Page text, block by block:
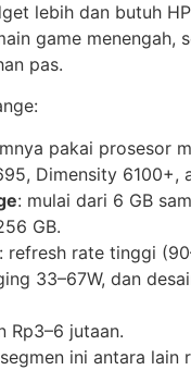
lebih dan butuh
game menengah,
pas.
pakai prosesor
Dimensity 6100+,
: mulai dari 6 GB
GB.
: refresh rate tinggi
33–67W, dan
Rp3–6 jutaan.
ini antara lain